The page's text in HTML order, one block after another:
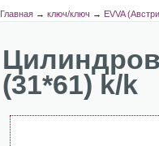
Главная→ ключ/ключ → EVVA
(31*61) k/k